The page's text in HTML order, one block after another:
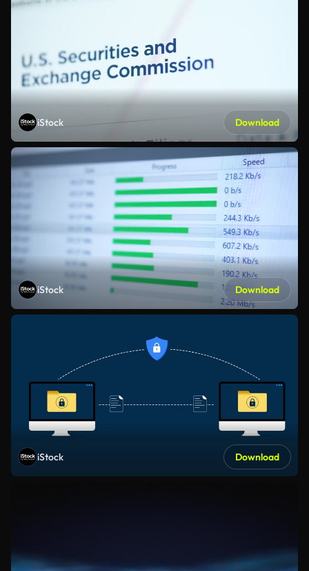
iStock Download
iStock Download
iStock Download